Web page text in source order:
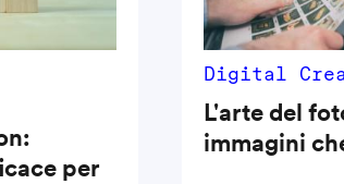
per
Digital
L'arte del
immagini